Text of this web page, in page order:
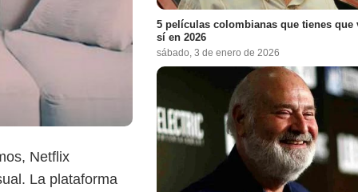
Netflix
La plataforma
5 películas colombianas que tienes que
sí en 2026
sábado, 3 de enero de 2026